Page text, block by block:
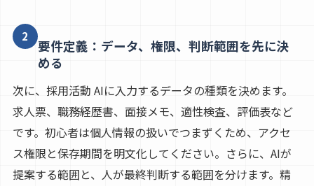
2
要件定義：データ、権限、判断範囲を先に決
める
次に、採用活動 AIに入力するデータの種類を決めます。
求人票、職務経歴書、面接メモ、適性検査、評価表など
です。初心者は個人情報の扱いでつまずくため、アクセ
ス権限と保存期間を明文化してください。さらに、AIが
提案する範囲と、人が最終判断する範囲を分けます。精